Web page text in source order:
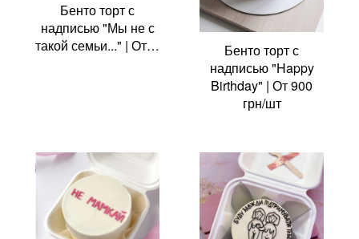
Бенто торт с
надписью "Мы не с
такой семьи..." | От…
Бенто торт с
надписью "Happy
Birthday" | От 900
грн/шт